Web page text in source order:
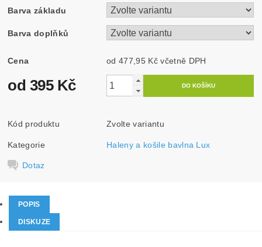
Barva základu
Barva doplňků
Cena od 477,95 Kčvčetně DPH
od 395 Kč
Kód produktu Zvolte variantu
Kategorie Haleny a košile bavlna Lux
Dotaz
POPIS
DISKUZE